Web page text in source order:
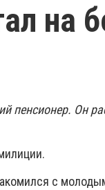
на
пенсионер. Он
с